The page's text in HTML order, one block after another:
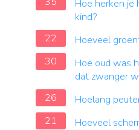
Hoe herken je
kind?
22
Hoeveel
30
Hoe oud was
dat zwanger
26
Hoelang
21
Hoeveel